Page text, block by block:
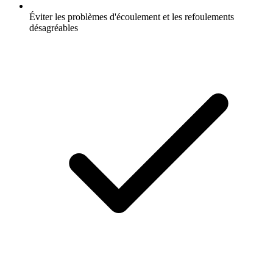
Éviter les problèmes d'écoulement et les refoulements
désagréables